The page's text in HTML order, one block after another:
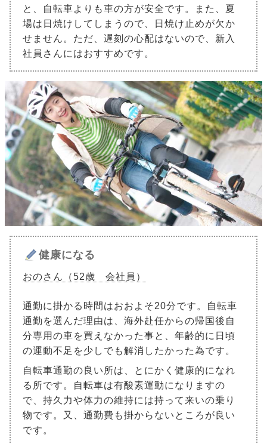
と、自転車よりも車の方が安全です。また、夏
場は日焼けしてしまうので、日焼け止めが欠か
せません。ただ、遅刻の心配はないので、新入
社員さんにはおすすめです。
健康になる
おのさん（52歳 会社員）
通勤に掛かる時間はおおよそ20分です。自転車
通勤を選んだ理由は、海外赴任からの帰国後自
分専用の車を買えなかった事と、年齢的に日頃
の運動不足を少しでも解消したかった為です。
自転車通勤の良い所は、とにかく健康的になれ
る所です。自転車は有酸素運動になりますの
で、持久力や体力の維持には持って来いの乗り
物です。又、通勤費も掛からないところが良い
です。